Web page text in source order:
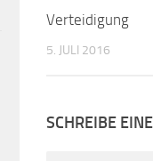
Verteidigung
5. JULI 2016
SCHREIBE